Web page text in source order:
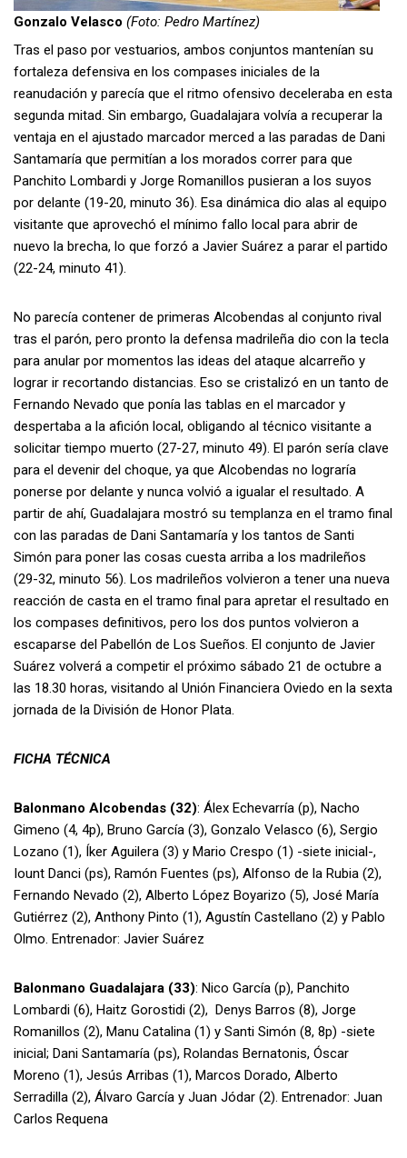
Gonzalo Velasco (Foto: Pedro Martínez)
Tras el paso por vestuarios, ambos conjuntos mantenían su
fortaleza defensiva en los compases iniciales de la
reanudación y parecía que el ritmo ofensivo deceleraba en esta
segunda mitad. Sin embargo, Guadalajara volvía a recuperar la
ventaja en el ajustado marcador merced a las paradas de Dani
Santamaría que permitían a los morados correr para que
Panchito Lombardi y Jorge Romanillos pusieran a los suyos
por delante (19-20, minuto 36). Esa dinámica dio alas al equipo
visitante que aprovechó el mínimo fallo local para abrir de
nuevo la brecha, lo que forzó a Javier Suárez a parar el partido
(22-24, minuto 41).
No parecía contener de primeras Alcobendas al conjunto rival
tras el parón, pero pronto la defensa madrileña dio con la tecla
para anular por momentos las ideas del ataque alcarreño y
lograr ir recortando distancias. Eso se cristalizó en un tanto de
Fernando Nevado que ponía las tablas en el marcador y
despertaba a la afición local, obligando al técnico visitante a
solicitar tiempo muerto (27-27, minuto 49). El parón sería clave
para el devenir del choque, ya que Alcobendas no lograría
ponerse por delante y nunca volvió a igualar el resultado. A
partir de ahí, Guadalajara mostró su templanza en el tramo final
con las paradas de Dani Santamaría y los tantos de Santi
Simón para poner las cosas cuesta arriba a los madrileños
(29-32, minuto 56). Los madrileños volvieron a tener una nueva
reacción de casta en el tramo final para apretar el resultado en
los compases definitivos, pero los dos puntos volvieron a
escaparse del Pabellón de Los Sueños. El conjunto de Javier
Suárez volverá a competir el próximo sábado 21 de octubre a
las 18.30 horas, visitando al Unión Financiera Oviedo en la sexta
jornada de la División de Honor Plata.
FICHA TÉCNICA
Balonmano Alcobendas (32): Álex Echevarría (p), Nacho
Gimeno (4, 4p), Bruno García (3), Gonzalo Velasco (6), Sergio
Lozano (1), Íker Aguilera (3) y Mario Crespo (1) -siete inicial-,
Iount Danci (ps), Ramón Fuentes (ps), Alfonso de la Rubia (2),
Fernando Nevado (2), Alberto López Boyarizo (5), José María
Gutiérrez (2), Anthony Pinto (1), Agustín Castellano (2) y Pablo
Olmo. Entrenador: Javier Suárez
Balonmano Guadalajara (33): Nico García (p), Panchito
Lombardi (6), Haitz Gorostidi (2), Denys Barros (8), Jorge
Romanillos (2), Manu Catalina (1) y Santi Simón (8, 8p) -siete
inicial; Dani Santamaría (ps), Rolandas Bernatonis, Óscar
Moreno (1), Jesús Arribas (1), Marcos Dorado, Alberto
Serradilla (2), Álvaro García y Juan Jódar (2). Entrenador: Juan
Carlos Requena